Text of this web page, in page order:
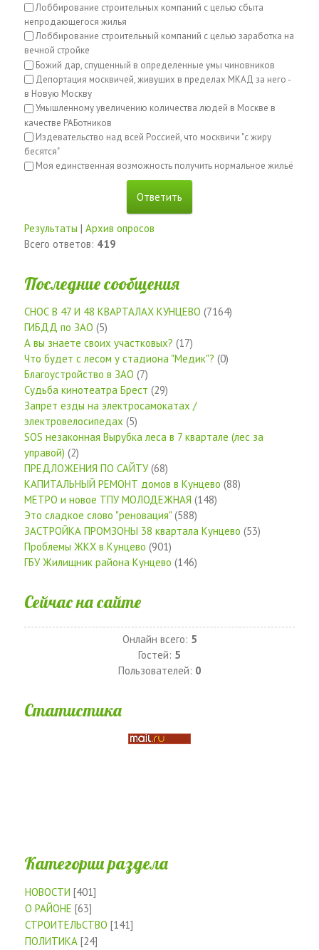
Лоббирование строительных компаний с целью сбыта
непродающегося жилья
Лоббирование строительный компаний с целью заработка на
вечной стройке
Божий дар, спущенный в определенные умы чиновников
Депортация москвичей, живущих в пределах МКАД за него -
в Новую Москву
Умышленному увеличению количества людей в Москве в
качестве РАБотников
Издевательство над всей Россией, что москвичи "с жиру
бесятся"
Моя единственная возможность получить нормальное жильё
Результаты | Архив опросов
Всего ответов: 419
Последние сообщения
СНОС В 47 И 48 КВАРТАЛАХ КУНЦЕВО (7164)
ГИБДД по ЗАО (5)
А вы знаете своих участковых? (17)
Что будет с лесом у стадиона "Медик"? (0)
Благоустройство в ЗАО (7)
Судьба кинотеатра Брест (29)
Запрет езды на электросамокатах /
электровелосипедах (5)
SOS незаконная Вырубка леса в 7 квартале (лес за
управой) (2)
ПРЕДЛОЖЕНИЯ ПО САЙТУ(68)
КАПИТАЛЬНЫЙ РЕМОНТ домов в Кунцево (88)
МЕТРО и новое ТПУ МОЛОДЕЖНАЯ (148)
Это сладкое слово "реновация" (588)
ЗАСТРОЙКА ПРОМЗОНЫ 38 квартала Кунцево (53)
Проблемы ЖКХ в Кунцево (901)
ГБУ Жилищник района Кунцево (146)
Сейчас на сайте
Онлайн всего: 5
Гостей: 5
Пользователей: 0
Статистика
Категории раздела
НОВОСТИ [401]
О РАЙОНЕ [63]
СТРОИТЕЛЬСТВО [141]
ПОЛИТИКА [24]